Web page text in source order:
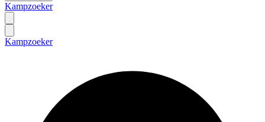
Kampzoeker
Kampzoeker